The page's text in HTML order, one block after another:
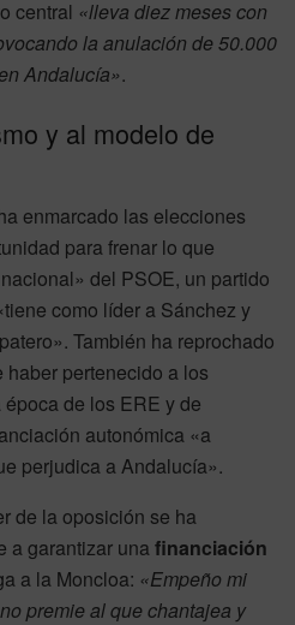
central «lleva diez meses con
la anulación de 50.000
Andalucía».
y al modelo de
enmarcado las elecciones
para frenar lo que
del PSOE, un partido
como líder a Sánchez y
También ha reprochado
haber pertenecido a los
de los ERE y de
autonómica «a
perjudica a Andalucía».
de la oposición se ha
a garantizar unafinanciación
a la Moncloa: «Empeño mi
premie al que chantajea y